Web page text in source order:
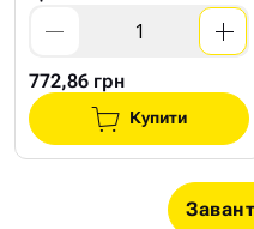
772,86 грн
Купити